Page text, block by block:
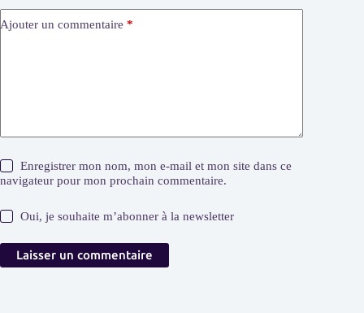
Ajouter un commentaire *
Enregistrer mon nom, mon e-mail et mon site dans ce
navigateur pour mon prochain commentaire.
Oui, je souhaite m’abonner à la newsletter
Laisser un commentaire